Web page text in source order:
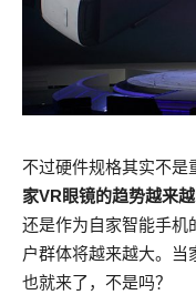
不过硬件规格其实不是
家VR眼镜的趋势越来越
还是作为自家智能手机
户群体将越来越大。当
也就来了，不是吗？